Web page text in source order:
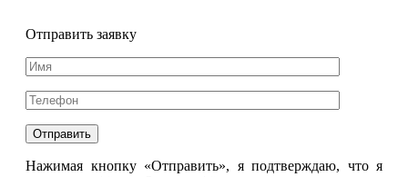
Отправить заявку
Нажимая кнопку «Отправить», я подтверждаю, что я